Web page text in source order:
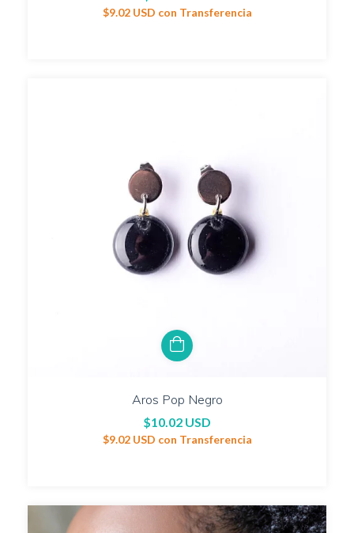
$9.02 USD con Transferencia
Aros Pop Negro
$10.02 USD
$9.02 USD con Transferencia